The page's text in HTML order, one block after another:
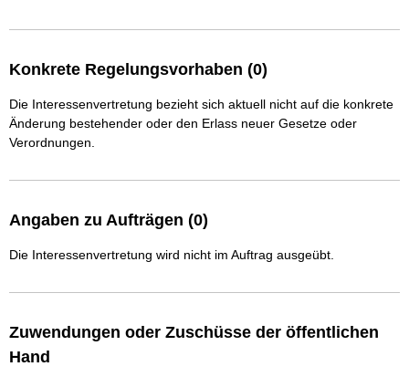
Konkrete Regelungsvorhaben (0)
Die Interessenvertretung bezieht sich aktuell nicht auf die konkrete
Änderung bestehender oder den Erlass neuer Gesetze oder
Verordnungen.
Angaben zu Aufträgen (0)
Die Interessenvertretung wird nicht im Auftrag ausgeübt.
Zuwendungen oder Zuschüsse der öffentlichen
Hand